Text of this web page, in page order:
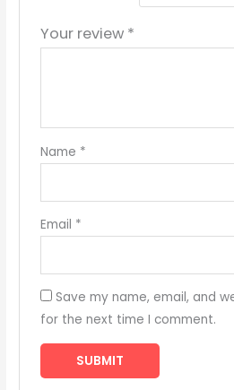
Your review *
Name *
Email *
Save my name, email, and
for the next time I comment.